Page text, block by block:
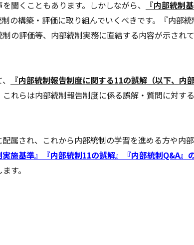
を聞くこともあります。しかしながら、 『内部統制
の構築・評価に取り組んでいくべきです。『内
の評価等、内部統制実務に直結する内容が示さ
『内部統制報告制度に関する11の誤解（以下、
これらは内部統制報告制度に係る誤解・質問に対
属され、これから内部統制の学習を進める方や
施基準』『内部統制11の誤解』『内部統制Q&A』
す。